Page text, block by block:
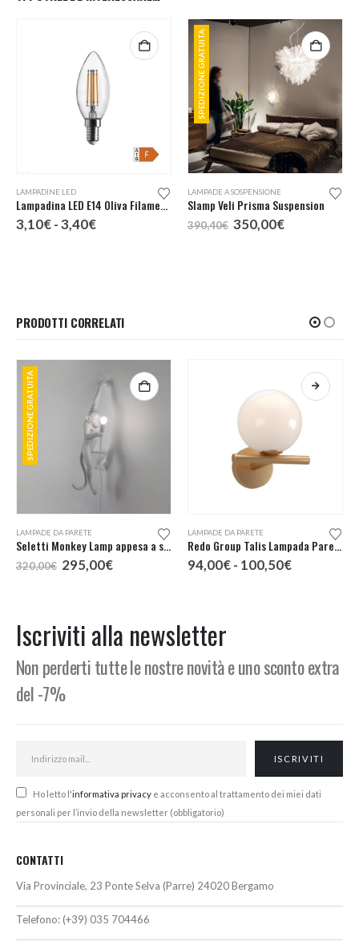
LAMPADINE LED
Lampadina LED E14 Oliva Filamento
3,10€ - 3,40€Fascia
SPEDIZIONE GRATUITA
LAMPADE A SOSPENSIONE
Slamp Veli Prisma Suspension
390,40€ Il
prezzo
350,00€Il
PRODOTTI CORRELATI
SPEDIZIONE GRATUITA
LAMPADE DA PARETE
Seletti Monkey Lamp appesa a sinistra
320,00€ Il
prezzo
295,00€Il
LAMPADE DA PARETE
Redo Group Talis Lampada Parete 1 Luce
94,00€ - 100,50€Fascia
Iscriviti alla newsletter
Non perderti tutte le nostre novità e uno sconto extra
del -7%
Ho letto l'informativa privacy e acconsento al trattamento dei miei dati
personali per l’invio della newsletter (obbligatorio)
CONTATTI
Via Provinciale, 23 Ponte Selva (Parre) 24020 Bergamo
Telefono: (+39) 035 704466